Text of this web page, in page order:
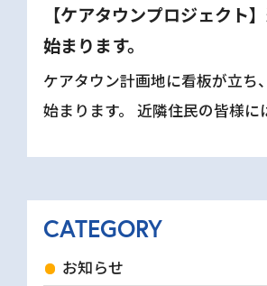
【ケアタウンプロジェクト
始まります。
ケアタウン計画地に看板が立ち
始まります。 近隣住民の皆様に
ェクトに関する情報を発信して
[…]
CATEGORY
お知らせ